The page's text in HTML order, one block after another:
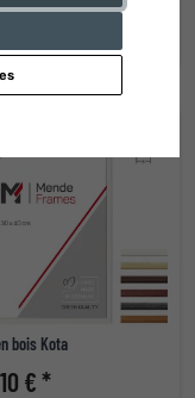
bois Kota
€ *